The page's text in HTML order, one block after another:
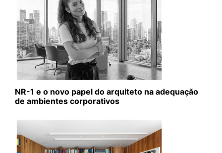
NR-1 e o novo papel do arquiteto na adequação
de ambientes corporativos